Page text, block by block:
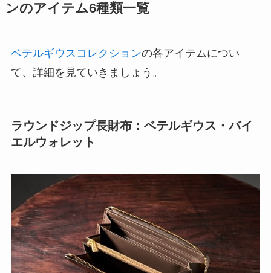
ンのアイテム6種類一覧
ベテルギウスコレクションの各アイテムについ
て、詳細を見ていきましょう。
ラウンドジップ長財布：ベテルギウス・バイ
エルウォレット